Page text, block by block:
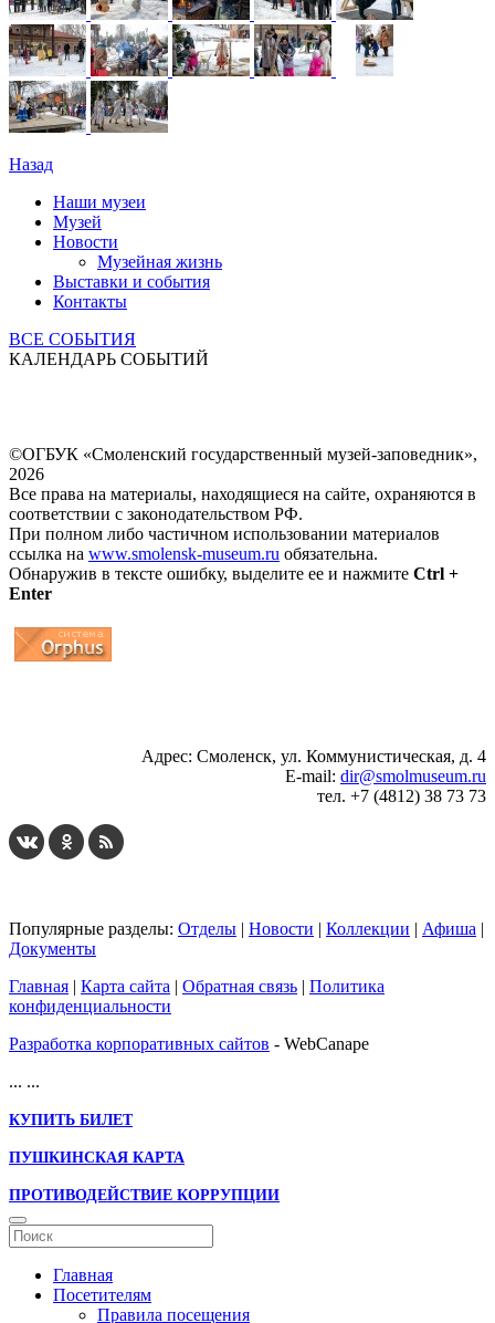
Назад
Наши музеи
Музей
Новости
Музейная жизнь
Выставки и события
Контакты
ВСЕ СОБЫТИЯ
КАЛЕНДАРЬ СОБЫТИЙ
©ОГБУК «Смоленский государственный музей-заповедник»,
2026
Все права на материалы, находящиеся на сайте, охраняются в
соответствии с законодательством РФ.
При полном либо частичном использовании материалов
ссылка на www.smolensk-museum.ru обязательна.
Обнаружив в тексте ошибку, выделите ее и нажмите Ctrl +
Enter
Адрес: Смоленск, ул. Коммунистическая, д. 4
E-mail: dir@smolmuseum.ru
тел. +7 (4812) 38 73 73
Популярные разделы: Отделы | Новости | Коллекции | Афиша |
Документы
Главная | Карта сайта | Обратная связь | Политика
конфиденциальности
Разработка корпоративных сайтов - WebCanape
... ...
КУПИТЬ БИЛЕТ
ПУШКИНСКАЯ КАРТА
ПРОТИВОДЕЙСТВИЕ КОРРУПЦИИ
Главная
Посетителям
Правила посещения